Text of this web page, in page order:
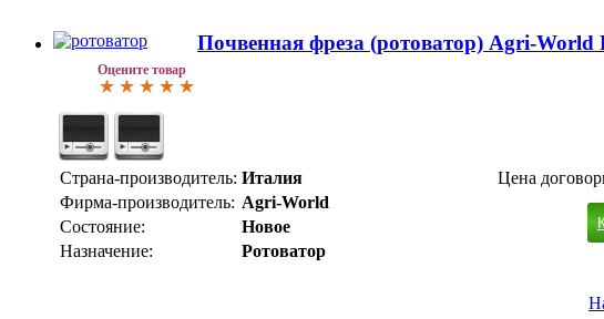
Оцените товар
Почвенная фреза (ротоватор) Agri-World
Страна-производитель: Италия
Фирма-производитель: Agri-World
Состояние:
Новое
Назначение:
Ротоватор
Цена